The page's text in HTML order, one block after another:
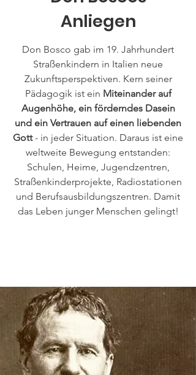
Anliegen
Don Bosco gab im 19. Jahrhundert
Straßenkindern in Italien neue
Zukunftsperspektiven. Kern seiner
Pädagogik ist ein Miteinander auf
Augenhöhe, ein förderndes Dasein
und ein Vertrauen auf einen liebenden
Gott- in jeder Situation. Daraus ist eine
weltweite Bewegung entstanden:
Schulen, Heime, Jugendzentren,
Straßenkinderprojekte, Radiostationen
und Berufsausbildungszentren. Damit
das Leben junger Menschen gelingt!